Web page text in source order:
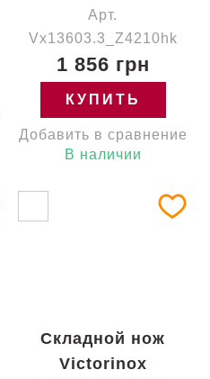
Арт.
Vx13603.3_Z4210hk
1 856 грн
КУПИТЬ
Добавить в сравнение
В наличии
Складной нож
Victorinox